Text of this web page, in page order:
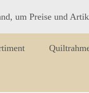
um Preise und